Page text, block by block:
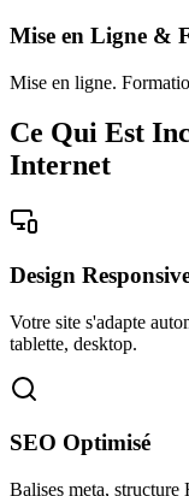
Mise en Ligne &
Mise en ligne.
Ce Qui Est
Internet
Design
Votre site s'adapte
tablette, desktop.
SEO Optimisé
Balises meta, structure